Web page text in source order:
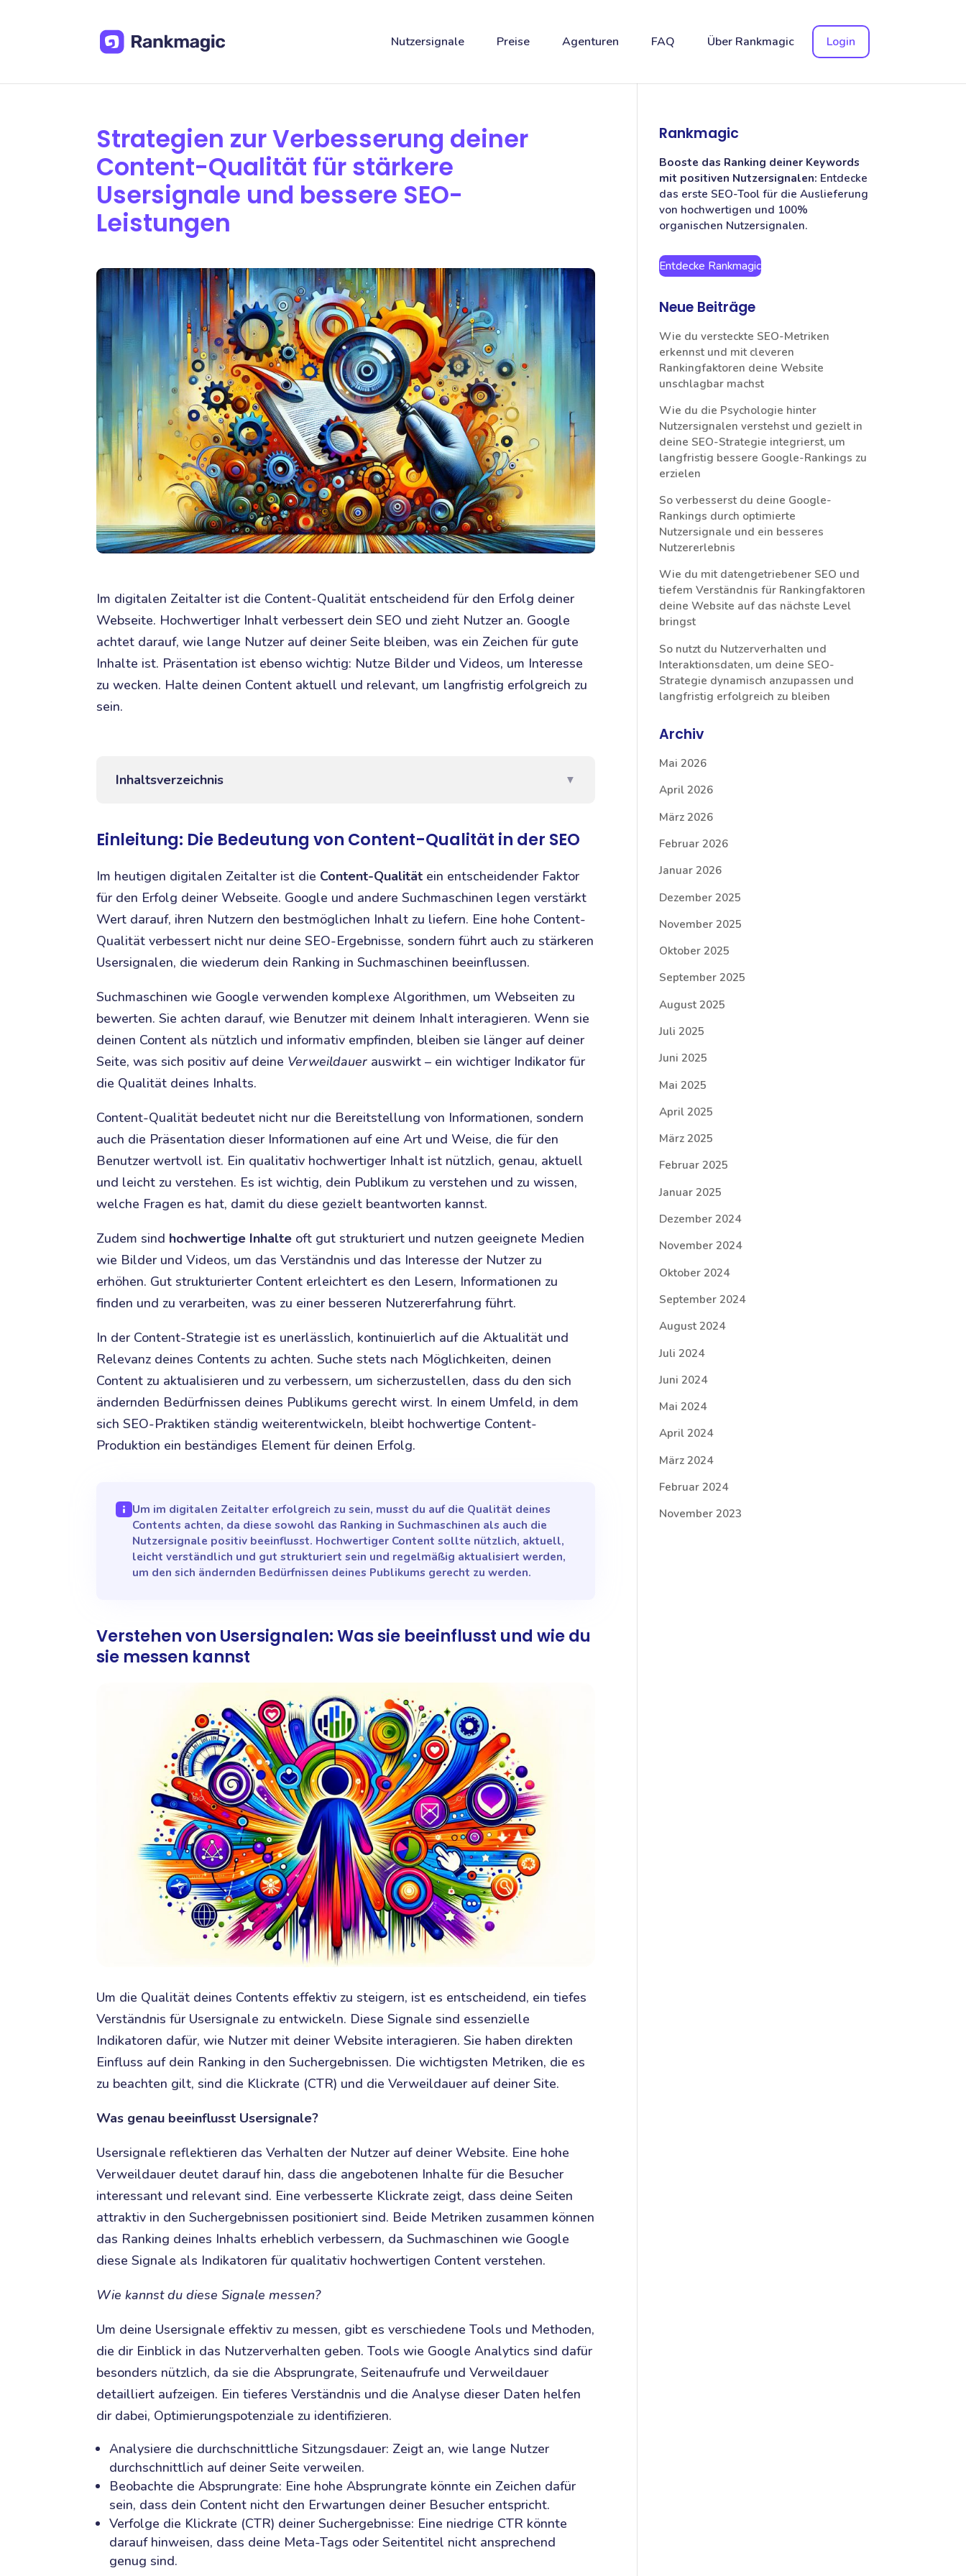
Nutzersignale Preise Agenturen FAQ Über Rankmagic Login
Strategien zur Verbesserung deiner
Content-Qualität für stärkere
Usersignale und bessere SEO-
Leistungen
Im digitalen Zeitalter ist die Content-Qualität entscheidend für den Erfolg deiner
Webseite. Hochwertiger Inhalt verbessert dein SEO und zieht Nutzer an. Google
achtet darauf, wie lange Nutzer auf deiner Seite bleiben, was ein Zeichen für gute
Inhalte ist. Präsentation ist ebenso wichtig: Nutze Bilder und Videos, um Interesse
zu wecken. Halte deinen Content aktuell und relevant, um langfristig erfolgreich zu
sein.
Inhaltsverzeichnis ▼
Einleitung: Die Bedeutung von Content-Qualität in der SEO
Im heutigen digitalen Zeitalter ist die Content-Qualität ein entscheidender Faktor
für den Erfolg deiner Webseite. Google und andere Suchmaschinen legen verstärkt
Wert darauf, ihren Nutzern den bestmöglichen Inhalt zu liefern. Eine hohe Content-
Qualität verbessert nicht nur deine SEO-Ergebnisse, sondern führt auch zu stärkeren
Usersignalen, die wiederum dein Ranking in Suchmaschinen beeinflussen.
Suchmaschinen wie Google verwenden komplexe Algorithmen, um Webseiten zu
bewerten. Sie achten darauf, wie Benutzer mit deinem Inhalt interagieren. Wenn sie
deinen Content als nützlich und informativ empfinden, bleiben sie länger auf deiner
Seite, was sich positiv auf deine Verweildauer auswirkt – ein wichtiger Indikator für
die Qualität deines Inhalts.
Content-Qualität bedeutet nicht nur die Bereitstellung von Informationen, sondern
auch die Präsentation dieser Informationen auf eine Art und Weise, die für den
Benutzer wertvoll ist. Ein qualitativ hochwertiger Inhalt ist nützlich, genau, aktuell
und leicht zu verstehen. Es ist wichtig, dein Publikum zu verstehen und zu wissen,
welche Fragen es hat, damit du diese gezielt beantworten kannst.
Zudem sind hochwertige Inhalte oft gut strukturiert und nutzen geeignete Medien
wie Bilder und Videos, um das Verständnis und das Interesse der Nutzer zu
erhöhen. Gut strukturierter Content erleichtert es den Lesern, Informationen zu
finden und zu verarbeiten, was zu einer besseren Nutzererfahrung führt.
In der Content-Strategie ist es unerlässlich, kontinuierlich auf die Aktualität und
Relevanz deines Contents zu achten. Suche stets nach Möglichkeiten, deinen
Content zu aktualisieren und zu verbessern, um sicherzustellen, dass du den sich
ändernden Bedürfnissen deines Publikums gerecht wirst. In einem Umfeld, in dem
sich SEO-Praktiken ständig weiterentwickeln, bleibt hochwertige Content-
Produktion ein beständiges Element für deinen Erfolg.
Um im digitalen Zeitalter erfolgreich zu sein, musst du auf die Qualität deines
Contents achten, da diese sowohl das Ranking in Suchmaschinen als auch die
Nutzersignale positiv beeinflusst. Hochwertiger Content sollte nützlich, aktuell,
leicht verständlich und gut strukturiert sein und regelmäßig aktualisiert werden,
um den sich ändernden Bedürfnissen deines Publikums gerecht zu werden.
Verstehen von Usersignalen: Was sie beeinflusst und wie du
sie messen kannst
Um die Qualität deines Contents effektiv zu steigern, ist es entscheidend, ein tiefes
Verständnis für Usersignale zu entwickeln. Diese Signale sind essenzielle
Indikatoren dafür, wie Nutzer mit deiner Website interagieren. Sie haben direkten
Einfluss auf dein Ranking in den Suchergebnissen. Die wichtigsten Metriken, die es
zu beachten gilt, sind die Klickrate (CTR) und die Verweildauer auf deiner Site.
Was genau beeinflusst Usersignale?
Usersignale reflektieren das Verhalten der Nutzer auf deiner Website. Eine hohe
Verweildauer deutet darauf hin, dass die angebotenen Inhalte für die Besucher
interessant und relevant sind. Eine verbesserte Klickrate zeigt, dass deine Seiten
attraktiv in den Suchergebnissen positioniert sind. Beide Metriken zusammen können
das Ranking deines Inhalts erheblich verbessern, da Suchmaschinen wie Google
diese Signale als Indikatoren für qualitativ hochwertigen Content verstehen.
Wie kannst du diese Signale messen?
Um deine Usersignale effektiv zu messen, gibt es verschiedene Tools und Methoden,
die dir Einblick in das Nutzerverhalten geben. Tools wie Google Analytics sind dafür
besonders nützlich, da sie die Absprungrate, Seitenaufrufe und Verweildauer
detailliert aufzeigen. Ein tieferes Verständnis und die Analyse dieser Daten helfen
dir dabei, Optimierungspotenziale zu identifizieren.
Analysiere die durchschnittliche Sitzungsdauer: Zeigt an, wie lange Nutzer
durchschnittlich auf deiner Seite verweilen.
Beobachte die Absprungrate: Eine hohe Absprungrate könnte ein Zeichen dafür
sein, dass dein Content nicht den Erwartungen deiner Besucher entspricht.
Verfolge die Klickrate (CTR) deiner Suchergebnisse: Eine niedrige CTR könnte
darauf hinweisen, dass deine Meta-Tags oder Seitentitel nicht ansprechend
genug sind.
Rankmagic
Booste das Ranking deiner Keywords
mit positiven Nutzersignalen: Entdecke
das erste SEO-Tool für die Auslieferung
von hochwertigen und 100%
organischen Nutzersignalen.
Entdecke Rankmagic
Neue Beiträge
Wie du versteckte SEO-Metriken
erkennst und mit cleveren
Rankingfaktoren deine Website
unschlagbar machst
Wie du die Psychologie hinter
Nutzersignalen verstehst und gezielt in
deine SEO-Strategie integrierst, um
langfristig bessere Google-Rankings zu
erzielen
So verbesserst du deine Google-
Rankings durch optimierte
Nutzersignale und ein besseres
Nutzererlebnis
Wie du mit datengetriebener SEO und
tiefem Verständnis für Rankingfaktoren
deine Website auf das nächste Level
bringst
So nutzt du Nutzerverhalten und
Interaktionsdaten, um deine SEO-
Strategie dynamisch anzupassen und
langfristig erfolgreich zu bleiben
Archiv
Mai 2026
April 2026
März 2026
Februar 2026
Januar 2026
Dezember 2025
November 2025
Oktober 2025
September 2025
August 2025
Juli 2025
Juni 2025
Mai 2025
April 2025
März 2025
Februar 2025
Januar 2025
Dezember 2024
November 2024
Oktober 2024
September 2024
August 2024
Juli 2024
Juni 2024
Mai 2024
April 2024
März 2024
Februar 2024
November 2023